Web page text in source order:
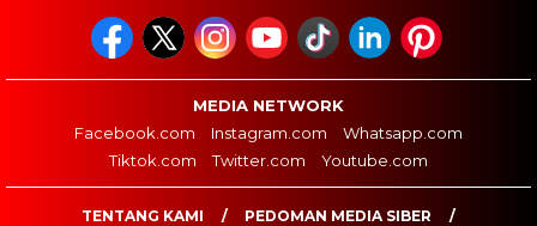
MEDIA NETWORK
Facebook.com
Instagram.com
Whatsapp.com
Tiktok.com
Twitter.com Youtube.com
TENTANG KAMI
PEDOMAN MEDIA SIBER